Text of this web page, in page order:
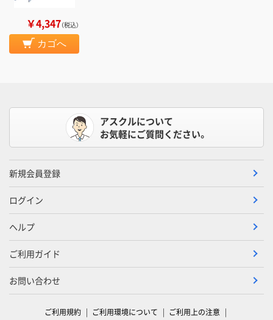
￥4,347（税込）
カゴへ
アスクルについて
お気軽にご質問ください。
新規会員登録
ログイン
ヘルプ
ご利用ガイド
お問い合わせ
ご利用規約 ご利用環境について ご利用上の注意